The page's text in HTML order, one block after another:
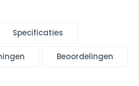
Specificaties
Beoordelingen